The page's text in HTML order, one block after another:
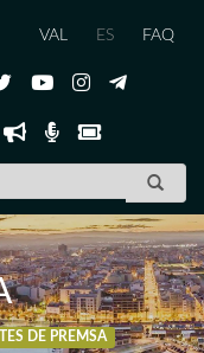
VAL ES FAQ
DE PREMSA